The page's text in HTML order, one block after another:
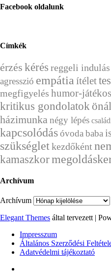
Facebook oldalunk
Címkék
érzés kérés reggeli indulás
agresszió empátia ítélet
megfigyelés humor-
kritikus gondolatok
házimunka négy lépés
kapcsolódásóvoda baba
szükségletkezdőként
kamaszkor
Archívum
Archívum
Elegant Themes által tervezett |
Impresszum
Általános Szerződési
Adatvédelmi tájékoztató